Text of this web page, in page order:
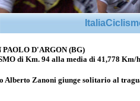
PAOLO D'ARGON (BG)
di Km. 94 alla media di 41,778 Km/h
Alberto Zanoni giunge solitario al